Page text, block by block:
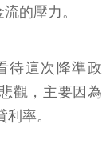
的壓力。
待這次降準政
觀，主要因為
率。